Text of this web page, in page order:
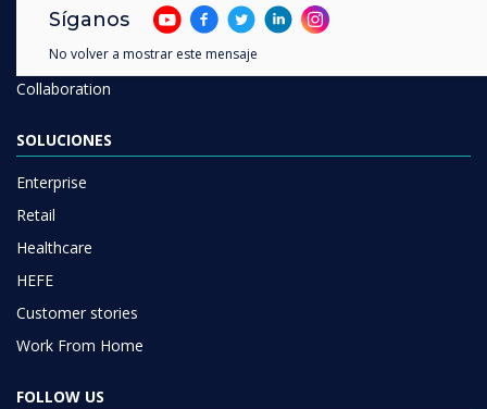
Unified Comms
Accessories
Collaboration
SOLUCIONES
Enterprise
Retail
Healthcare
HEFE
Customer stories
Work From Home
FOLLOW US
Síganos
No volver a mostrar este mensaje